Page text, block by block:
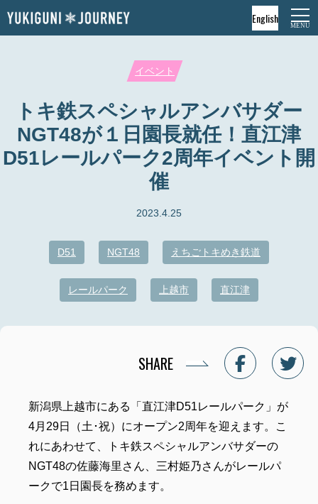
English
イベント
トキ鉄スペシャルアンバサダー
NGT48が１日園長就任！直江津
D51レールパーク2周年イベント開
催
2023.4.25
D51 NGT48 えちごトキめき鉄道
レールパーク 上越市 直江津
SHARE
新潟県上越市にある「直江津D51レールパーク」が
4月29日（土･祝）にオープン2周年を迎えます。こ
れにあわせて、トキ鉄スペシャルアンバサダーの
NGT48の佐藤海里さん、三村姫乃さんがレールパ
ークで1日園長を務めます。